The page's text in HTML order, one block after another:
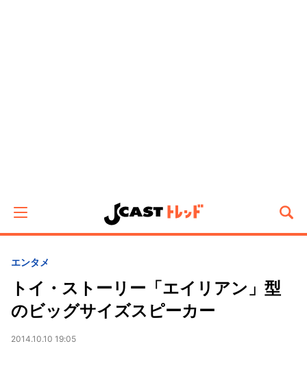
エンタメ
トイ・ストーリー「エイリアン」型
のビッグサイズスピーカー
2014.10.10 19:05